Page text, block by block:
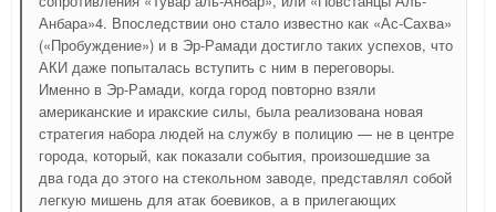
Анбара»4. Впоследствии оно стало известно как «Ас-Сахва»
(«Пробуждение») и в Эр-Рамади достигло таких успехов, что
АКИ даже попыталась вступить с ним в переговоры.
Именно в Эр-Рамади, когда город повторно взяли
американские и иракские силы, была реализована новая
стратегия набора людей на службу в полицию — не в центре
города, который, как показали события, произошедшие за
два года до этого на стекольном заводе, представлял собой
легкую мишень для атак боевиков, а в прилегающих